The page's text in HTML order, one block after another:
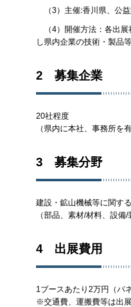
（3）主催:香川県、公
（4）開催方法：各出展
し県内企業の技術・製品
2 募集企業
20社程度
（県内に本社、事務所を
3 募集分野
建設・鉱山機械等に関す
（部品、素材/材料、設
4 出展費用
1ブースあたり2万円（パ
※交通費、運搬費等は出